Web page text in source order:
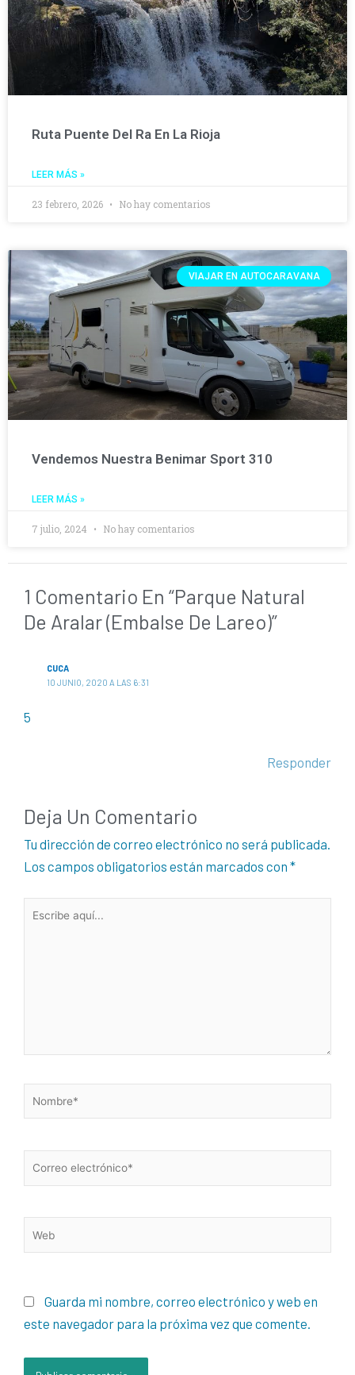
Ruta Puente Del Ra En La Rioja
LEER MÁS »
23 febrero, 2026 No hay comentarios
VIAJAR EN AUTOCARAVANA
Vendemos Nuestra Benimar Sport 310
LEER MÁS »
7 julio, 2024 No hay comentarios
1 Comentario En “Parque Natural
De Aralar (embalse De Lareo)”
CUCA
10 JUNIO, 2020 A LAS 6:31
5
Responder
Deja Un Comentario
Tu dirección de correo electrónico no será publicada.
Los campos obligatorios están marcados con *
Escribe
Nombre*
Correo
electrónico*
Web
Guarda mi nombre, correo electrónico y web en
este navegador para la próxima vez que comente.